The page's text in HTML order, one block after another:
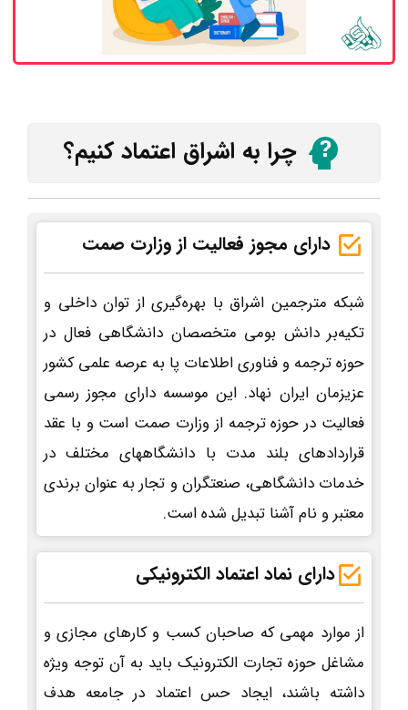
چرا به اشراق اعتماد کنیم؟
دارای مجوز فعالیت از وزارت صمت
شبکه مترجمین اشراق با بهره‌گیری از توان داخلی و
تکیه‌بر دانش بومی متخصصان دانشگاهی فعال در
حوزه ترجمه و فناوری اطلاعات پا به عرصه علمی کشور
عزیزمان ایران نهاد. این موسسه دارای مجوز رسمی
فعالیت در حوزه ترجمه از وزارت صمت است و با عقد
قراردادهای بلند مدت با دانشگاههای مختلف در
خدمات دانشگاهی، صنعتگران و تجار به عنوان برندی
معتبر و نام آشنا تبدیل شده است.
دارای نماد اعتماد الکترونیکی
از موارد مهمی که صاحبان کسب و کارهای مجازی و
مشاغل حوزه تجارت الکترونیک باید به آن توجه ویژه
داشته باشند، ایجاد حس اعتماد در جامعه هدف